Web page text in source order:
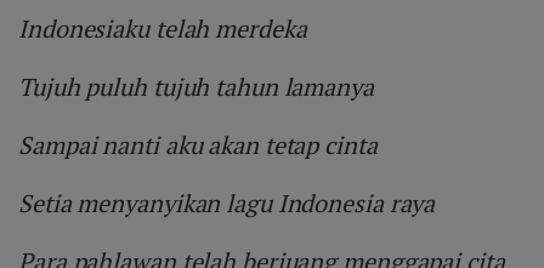
Indonesiaku telah merdeka
Tujuh puluh tujuh tahun lamanya
Sampai nanti aku akan tetap cinta
Setia menyanyikan lagu Indonesia raya
Para pahlawan telah berjuang menggapai cita